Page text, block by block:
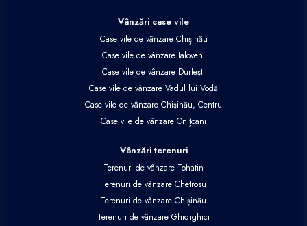
Vânzări case vile
Case vile de vânzare Chișinău
Case vile de vânzare Ialoveni
Case vile de vânzare Durlești
Case vile de vânzare Vadul lui Vodă
Case vile de vânzare Chișinău, Centru
Case vile de vânzare Onițcani
Vânzări terenuri
Terenuri de vânzare Tohatin
Terenuri de vânzare Chetrosu
Terenuri de vânzare Chișinău
Terenuri de vânzare Ghidighici